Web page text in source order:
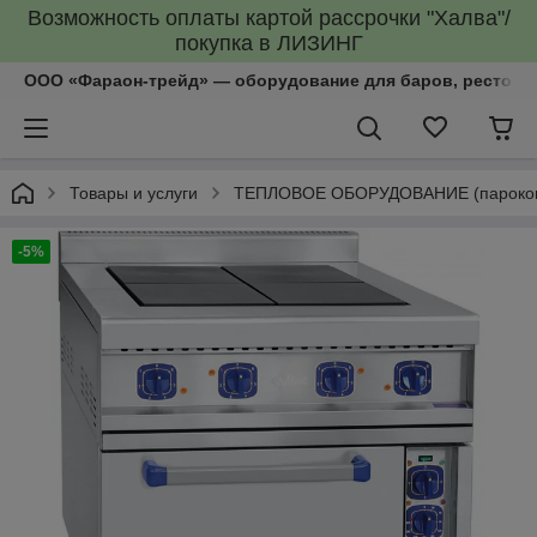
Возможность оплаты картой рассрочки "Халва"/
покупка в ЛИЗИНГ
ООО «Фараон-трейд»‎ — оборудование для баров,
Товары и услуги ТЕПЛОВОЕ ОБОРУДОВАНИЕ
-5%